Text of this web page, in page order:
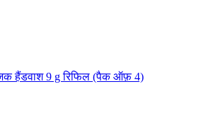
हैंडवाश 9 g रिफिल (पैक ऑफ़ 4)